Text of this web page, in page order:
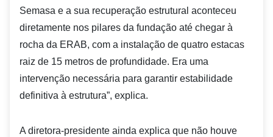
Semasa e a sua recuperação estrutural aconteceu
diretamente nos pilares da fundação até chegar à
rocha da ERAB, com a instalação de quatro estacas
raiz de 15 metros de profundidade. Era uma
intervenção necessária para garantir estabilidade
definitiva à estrutura”, explica.
A diretora-presidente ainda explica que não houve